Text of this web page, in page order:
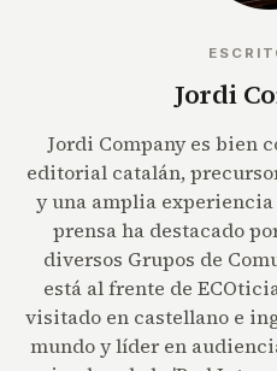
Jordi
Jordi Company es bien
editorial catalán,
y una amplia experiencia
prensa ha destacado
diversos Grupos de
está al frente de
visitado en castellano e
mundo y líder en